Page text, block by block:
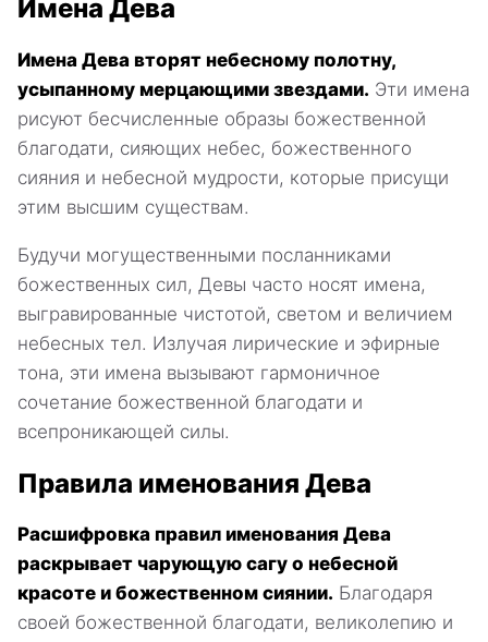
Имена Дева
Имена Дева вторят небесному полотну,
усыпанному мерцающими звездами. Эти имена
рисуют бесчисленные образы божественной
благодати, сияющих небес, божественного
сияния и небесной мудрости, которые присущи
этим высшим существам.
Будучи могущественными посланниками
божественных сил, Девы часто носят имена,
выгравированные чистотой, светом и величием
небесных тел. Излучая лирические и эфирные
тона, эти имена вызывают гармоничное
сочетание божественной благодати и
всепроникающей силы.
Правила именования Дева
Расшифровка правил именования Дева
раскрывает чарующую сагу о небесной
красоте и божественном сиянии. Благодаря
своей божественной благодати, великолепию и